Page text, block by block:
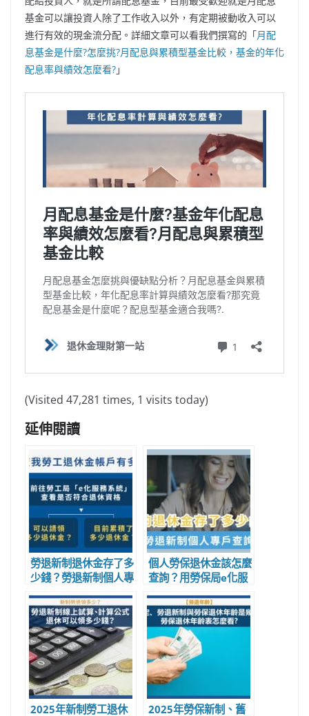
基金可以讓投資人除了工作收入以外，有定期被動收入可以
進行有效的現金流分配。詳細文章可以看我們撰寫的「月配
息基金是什麼?怎麼挑?月配息與累積型基金比較，基金的年化
配息率與績效怎麼看?」
(Visited 47,281 times, 1 visits today)
延伸閱讀
勞退新制退休金存了多
少錢？勞退新制個人專
戶怎麼查詢、e化服務
系統登入教學
個人勞保退休金該怎麼
查詢？用勞保局e化服
務系統查詢勞保退休金
步驟教學！
2025年新制勞工退休
2025年勞保新制、舊